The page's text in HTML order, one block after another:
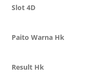
Slot 4D
Paito Warna Hk
Result Hk